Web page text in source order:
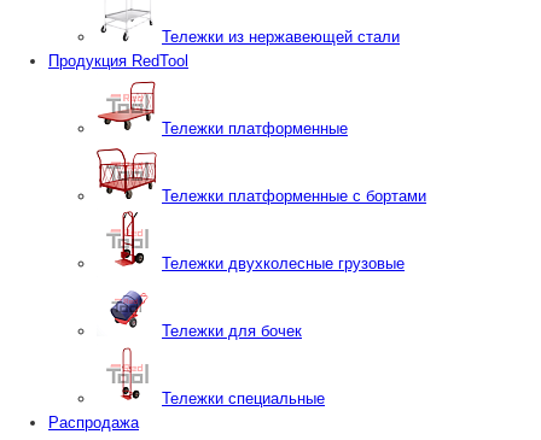
Тележки из нержавеющей стали
Продукция RedTool
Тележки платформенные
Тележки платформенные с бортами
Тележки двухколесные грузовые
Тележки для бочек
Тележки специальные
Распродажа